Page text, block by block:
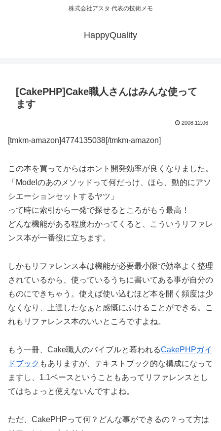
株式会社アスタ 代表の技術メモ
HappyQuality
[CakePHP]Cake職人さんはみんな使って
ます
2008.12.06
[tmkm-amazon]4774135038[/tmkm-amazon]
この本を買ってからはホント開発効率が良くなりました。
「Modelのあのメソッドって何だっけ、ほら、動的にアソ
シエーションセットするヤツ」
って時に索引から一発で探せるところがもう最高！
どんな機能がある程度わかってくると、こういうリファレ
ンス本が一番役に立ちます。
しかもリファレンス本は機能が必要最小限で効率よく整理
されているから、使っているうちに書いてある事が自分の
ものにできちゃう。使えば使い込むほど本を開く頻度は少
なくなり、上達したなぁと感慨にふけることができる。こ
れもリファレンス本のいいところですよね。
もう一冊、Cake職人のバイブルと慕われるCakePHPガイ
ドブック もありますが、テキストブック的な構成になって
ますし、1.1ベースということもあってリファレンスとし
てはちょっと使えないんですよね。
ただ、CakePHPって何？どんな事ができるの？って方は